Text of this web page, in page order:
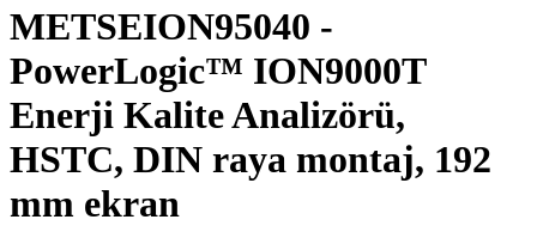
METSEION95040 -
PowerLogic™ ION9000T
Enerji Kalite Analizörü,
HSTC, DIN raya montaj, 192
mm ekran